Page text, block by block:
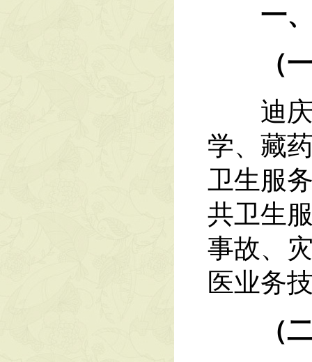
一
（
迪庆
学、藏
卫生服
共卫生
事故、
医业务
（